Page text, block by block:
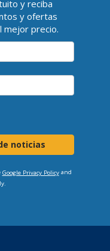
y reciba
y ofertas
mejor precio.
noticias
Google Privacy Policyand